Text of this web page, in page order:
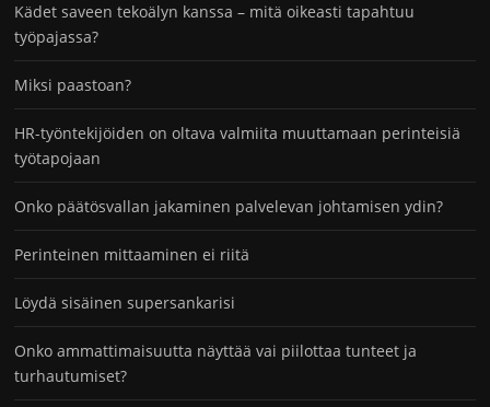
Kädet saveen tekoälyn kanssa – mitä oikeasti tapahtuu
työpajassa?
Miksi paastoan?
HR-työntekijöiden on oltava valmiita muuttamaan perinteisiä
työtapojaan
Onko päätösvallan jakaminen palvelevan johtamisen ydin?
Perinteinen mittaaminen ei riitä
Löydä sisäinen supersankarisi
Onko ammattimaisuutta näyttää vai piilottaa tunteet ja
turhautumiset?